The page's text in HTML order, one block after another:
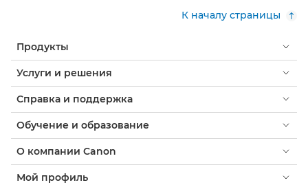
К началу страницы
Продукты
Услуги и решения
Справка и поддержка
Обучение и образование
О компании Canon
Мой профиль